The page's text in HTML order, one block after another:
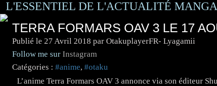
L'ESSENTIEL DE L'ACTUALITÉ
TERRA FORMARS OAV 3 LE 17
Publié le 27 Avril 2018 par OtakuplayerFR- Lyagamii
Follow me sur Instagram
Catégories : #anime, #otaku
L’anime Terra Formars OAV 3 annonce via son éditeur